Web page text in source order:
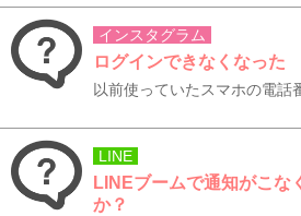
インスタグラム
ログインできなくなった
以前使っていたスマホの電話
LINE
LINEブームで通知がこな
か？